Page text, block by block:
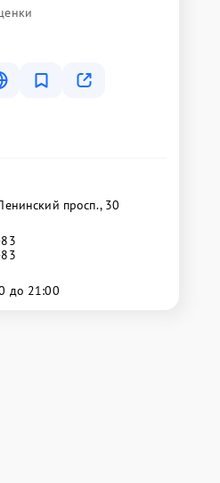
просп., 30
до 21:00